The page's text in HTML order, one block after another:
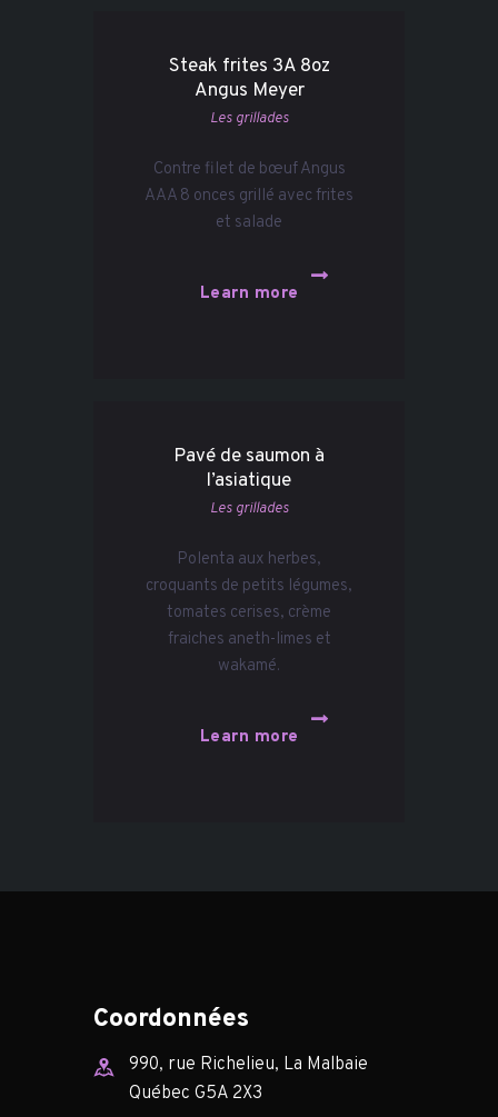
Steak frites 3A 8oz
Angus Meyer
Les grillades
Contre filet de bœuf Angus
AAA 8 onces grillé avec frites
et salade
Learn more
Pavé de saumon à
l’asiatique
Les grillades
Polenta aux herbes,
croquants de petits légumes,
tomates cerises, crème
fraiches aneth-limes et
wakamé.
Learn more
Coordonnées
990, rue Richelieu, La Malbaie
Québec G5A 2X3